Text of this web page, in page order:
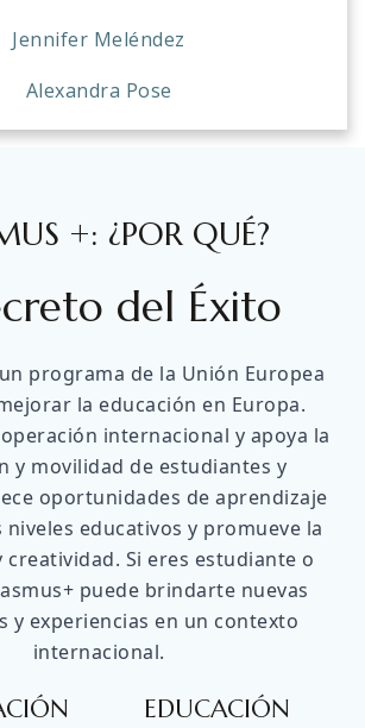
Jennifer Meléndez
Alexandra Pose
+: ¿POR QUÉ?
del Éxito
programa de la Unión Europea
la educación en Europa.
internacional y apoya la
y movilidad de estudiantes y
oportunidades de aprendizaje
educativos y promueve la
creatividad. Si eres estudiante o
puede brindarte nuevas
y experiencias en un contexto
internacional.
EDUCACIÓN